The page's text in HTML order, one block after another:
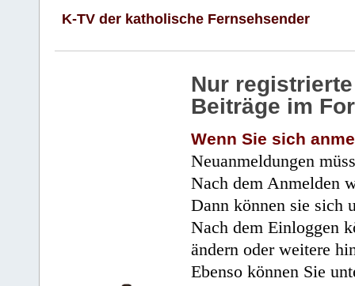
K-TV der katholische Fernsehsender
Nur
Beiträge im
Wenn Sie sich
Neuanmeldungen
Nach dem Anmelden
Dann können sie sich
Nach dem Einloggen
ändern oder weitere
Ebenso können Sie